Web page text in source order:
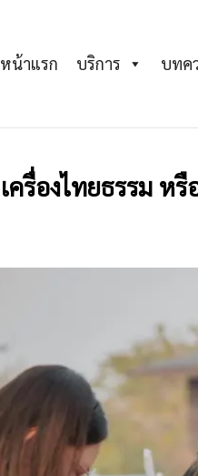
หน้าแรก บริการ บทค
เครื่องไทยธรรม ห